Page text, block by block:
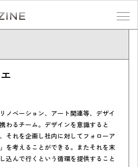
ノベーション、アート関連等、デザイ
わるチーム。デザインを意識すると
それを企画し社内に対してフォローア
を考えることができる。またそれを末
込んで行くという循環を提供すること